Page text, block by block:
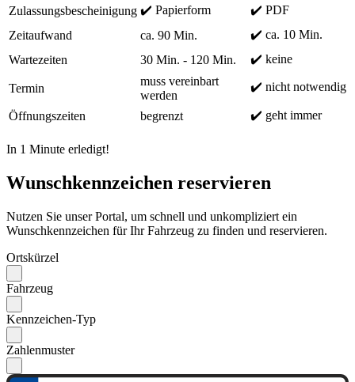
Zulassungsbescheinigung ✔️ Papierform
✔️ PDF
Zeitaufwand
ca. 90 Min.
✔️ ca. 10 Min.
Wartezeiten
30 Min. - 120 Min. ✔️ keine
Termin
muss vereinbart
werden
✔️ nicht notwendig
Öffnungszeiten begrenzt ✔️ geht immer
In 1 Minute erledigt!
Wunschkennzeichen reservieren
Nutzen Sie unser Portal, um schnell und unkompliziert ein
Wunschkennzeichen für Ihr Fahrzeug zu finden und reservieren.
Ortskürzel
Fahrzeug
Kennzeichen-Typ
Zahlenmuster